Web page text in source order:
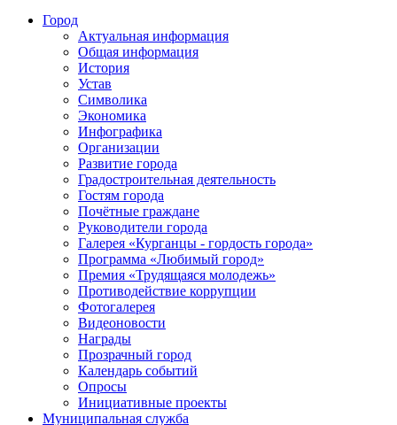
Город
Актуальная информация
Общая информация
История
Устав
Символика
Экономика
Инфографика
Организации
Развитие города
Градостроительная деятельность
Гостям города
Почётные граждане
Руководители города
Галерея «Курганцы - гордость города»
Программа «Любимый город»
Премия «Трудящаяся молодежь»
Противодействие коррупции
Фотогалерея
Видеоновости
Награды
Прозрачный город
Календарь событий
Опросы
Инициативные проекты
Муниципальная служба